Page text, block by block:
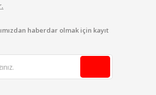
haberdar olmak için kayıt